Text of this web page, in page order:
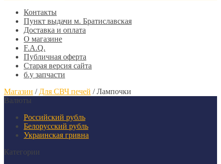
Контакты
Пункт выдачи м. Братиславская
Доставка и оплата
О магазине
F.A.Q.
Публичная оферта
Старая версия сайта
б.у запчасти
Магазин / Для СВЧ печей /Лампочки
Валюты
Российский рубль
Белорусский рубль
Украинская гривна
Категории